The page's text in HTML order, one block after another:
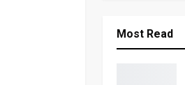
Most Read